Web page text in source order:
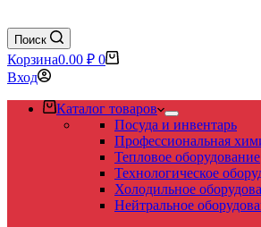
Поиск
Корзина0.00 ₽ 0
Вход
Каталог товаров
Посуда и инвентарь
Профессиональная
Тепловое оборудование
Технологическое
Холодильное
Нейтральное